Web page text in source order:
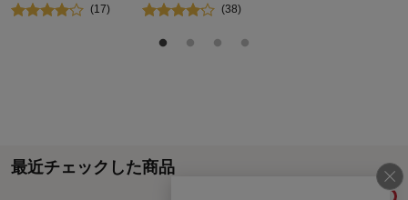
(17)
(38)
最近チェックした商品